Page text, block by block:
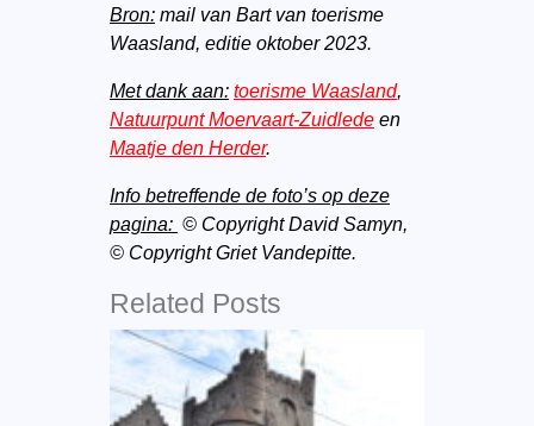
Bron:mail van Bart van toerisme
Waasland, editie oktober 2023.
Met dank aan: toerisme Waasland,
Natuurpunt Moervaart-Zuidledeen
Maatje den Herder.
Info betreffende de foto’s op deze
pagina: © Copyright David Samyn,
© Copyright Griet Vandepitte.
Related Posts